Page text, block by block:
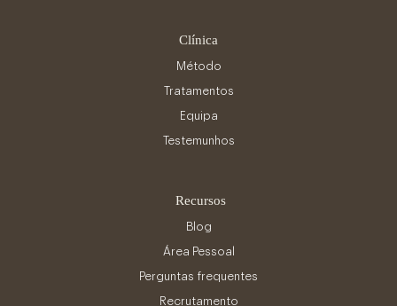
Clínica
Método
Tratamentos
Equipa
Testemunhos
Recursos
Blog
Área Pessoal
Perguntas frequentes
Recrutamento